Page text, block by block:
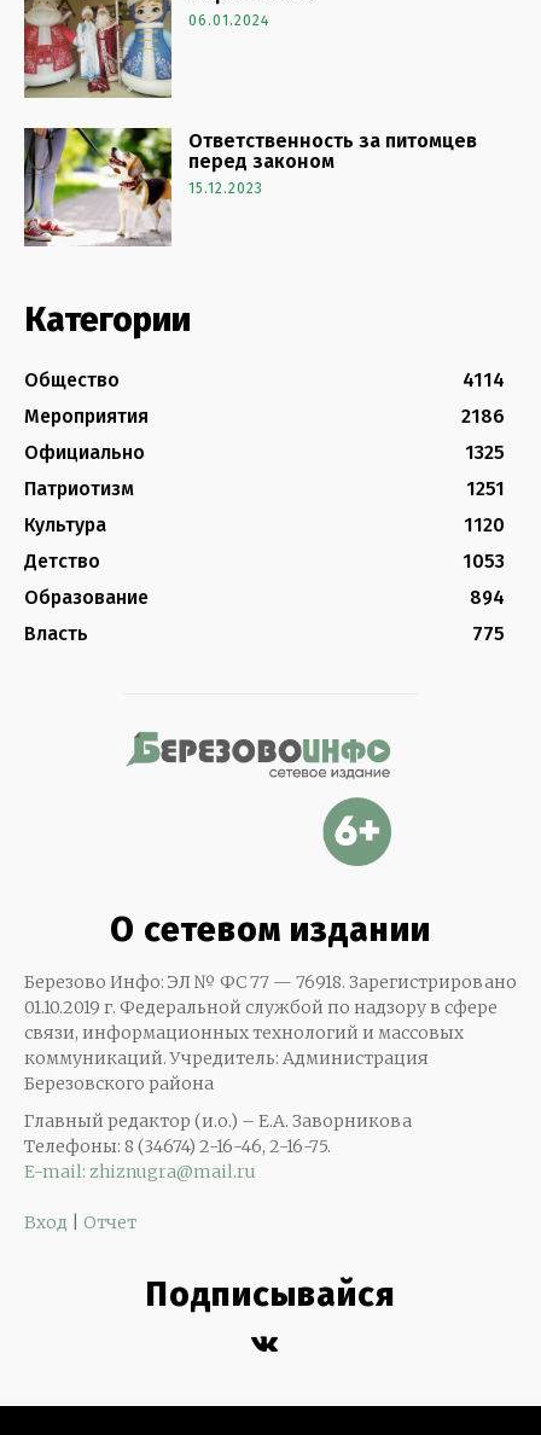
06.01.2024
Ответственность за питомцев
перед законом
15.12.2023
Категории
Общество
4114
Мероприятия
2186
Официально
1325
Патриотизм
1251
Культура
1120
Детство
1053
Образование
894
Власть
775
О сетевом издании
Березово Инфо: ЭЛ № ФС 77 — 76918. Зарегистрировано
01.10.2019 г. Федеральной службой по надзору в сфере
связи, информационных технологий и массовых
коммуникаций. Учредитель: Администрация
Березовского района
Главный редактор (и.о.) – Е.А. Заворникова
Телефоны: 8 (34674) 2-16-46, 2-16-75.
E-mail: zhiznugra@mail.ru
Вход Отчет
Подписывайся